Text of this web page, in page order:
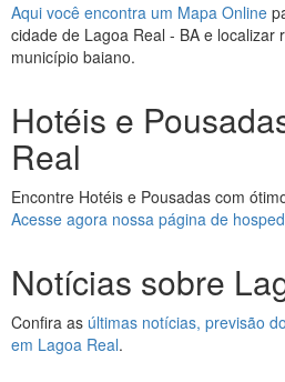
Aqui você encontra um Mapa Online
cidade de Lagoa Real - BA e localizar
município baiano.
Hotéis e
Real
Encontre Hotéis e Pousadas com
Acesse agora nossa página de
Notícias sobre
Confira as últimas notícias, previsão
em Lagoa Real.